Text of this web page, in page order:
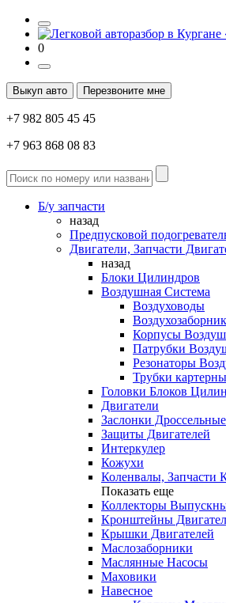
0
Выкуп авто Перезвоните мне
+7 982 805 45 45
+7 963 868 08 83
Б/у запчасти
назад
Предпусковой
Двигатели, Запчасти
назад
Блоки Цилиндров
Воздушная Система
Воздуховоды
Корпусы
Патрубки
Резонаторы
Трубки
Головки Блоков
Двигатели
Заслонки Дроссельные
Защиты Двигателей
Интеркулер
Кожухи
Коленвалы, Запчасти
Показать еще
Коллекторы
Кронштейны
Крышки Двигателей
Маслозаборники
Маслянные Насосы
Маховики
Навесное